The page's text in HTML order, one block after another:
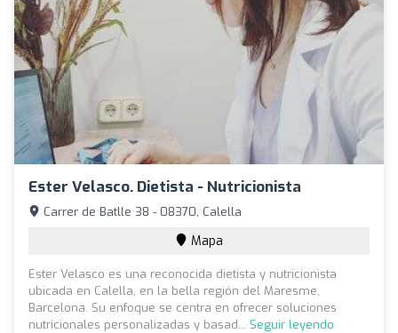
Ester Velasco. Dietista - Nutricionista
Carrer de Batlle 38 - 08370, Calella
Mapa
Ester Velasco es una reconocida dietista y nutricionista
ubicada en Calella, en la bella región del Maresme,
Barcelona. Su enfoque se centra en ofrecer soluciones
nutricionales personalizadas y basad... Seguir leyendo